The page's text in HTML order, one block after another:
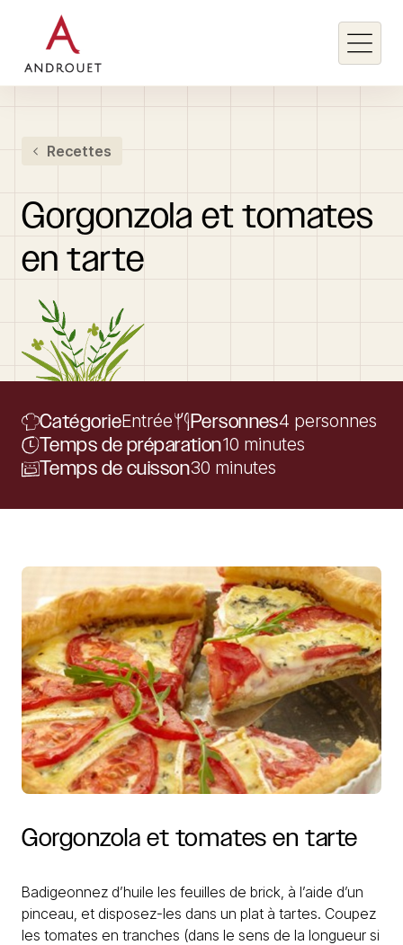
Rechercher un mot clé
Recettes
Gorgonzola et tomates
en tarte
CatégorieEntrée Personnes4 personnes
Temps de préparation10 minutes
Temps de cuisson30 minutes
Gorgonzola et tomates en tarte
Badigeonnez d’huile les feuilles de brick, à l’aide d’un
pinceau, et disposez-les dans un plat à tartes. Coupez
les tomates en tranches (dans le sens de la longueur si